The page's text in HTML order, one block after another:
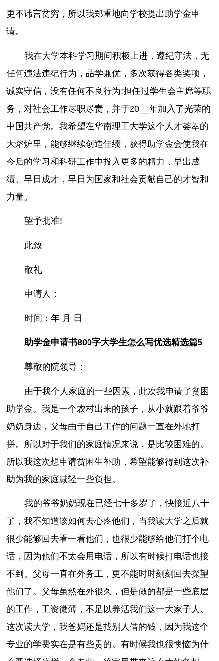
更不讳言贫穷，所以我郑重地向学校提出助学金申
请。
我在大学本科学习期间积极上进，遵纪守法，无
任何违法违纪行为，品学兼优，多次获得各类奖项，
诚实守信，没有任何不良行为;担任过学生会主席等职
务，对社会工作尽职尽责，并于20__年加入了光荣的
中国共产党。我希望在华南理工大学这个人才荟萃的
大熔炉里，能够继续创造佳绩，获得助学金会使我在
今后的学习和科研工作中投入更多的精力，早出成
绩、早日成才，早日为国家和社会贡献自己的才智和
力量。
望予批准!
此致
敬礼
申请人：
时间：年 月 日
助学金申请书800字大学生怎么写优选精选篇5
尊敬的院领导：
由于我个人家庭的一些因素，此次我申请了贫困
助学金。我是一个农村出来的孩子，从小就跟着爷爷
奶奶身边，父母由于自己工作的问题一直在外地打
拼。所以对于我们的家庭情况来说，是比较困难的。
所以我这次想申请贫困生补助，希望能够得到这次补
助为我的家庭减轻一些负担。
我的爷爷奶奶现在已经七十多岁了，快接近八十
了，我不知道该如何去心疼他们，当我读大学之后就
很少能够回去看一看他们，也很少能够给他们打个电
话，因为他们不太会用电话，所以有时候打电话也接
不到。父母一直在外务工，更不能时时刻刻回去探望
他们了。父母虽然在外很久，但是做的都是一些底层
的工作，工资微薄，不足以养活我们这一大家子人。
这次读大学，我爸妈还是找别人借的钱，因为我这个
专业的学费实在是有些贵的。有时候我也很懊恼为什